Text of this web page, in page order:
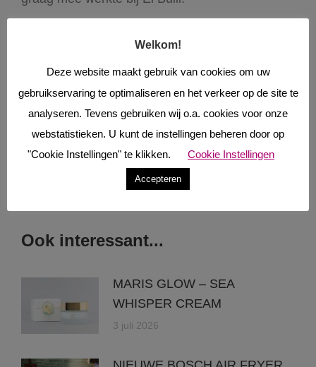
Ook interessant...
MARIS GLOW – SEA
WHISPER CREAM
3 juli 2026
Welkom!
Deze website maakt gebruik van cookies om uw
gebruikservaring te optimaliseren en het verkeer op de site te
analyseren. Tevens gebruiken wij o.a. cookies voor onze
webstatistieken. U kunt de instellingen beheren door op
"Cookie Instellingen" te klikken.
Cookie Instellingen
Accepteren